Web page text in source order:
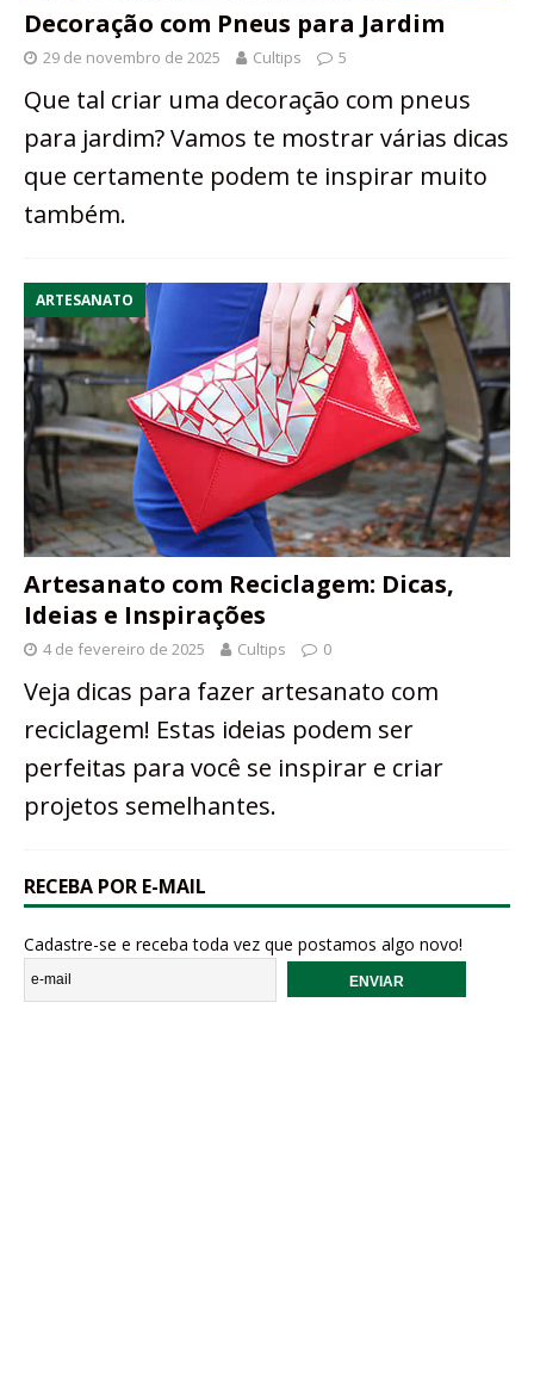
Decoração com Pneus para Jardim
29 de novembro de 2025 Cultips 5
Que tal criar uma decoração com pneus
para jardim? Vamos te mostrar várias dicas
que certamente podem te inspirar muito
também.
ARTESANATO
Artesanato com Reciclagem: Dicas,
Ideias e Inspirações
4 de fevereiro de 2025 Cultips 0
Veja dicas para fazer artesanato com
reciclagem! Estas ideias podem ser
perfeitas para você se inspirar e criar
projetos semelhantes.
RECEBA POR E-MAIL
Cadastre-se e receba toda vez que postamos algo novo!